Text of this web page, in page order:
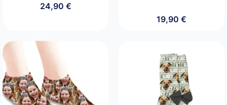
24,90 €
19,90 €